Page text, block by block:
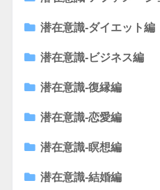
潜在意識-ダイエット編
潜在意識-ビジネス編
潜在意識-復縁編
潜在意識-恋愛編
潜在意識-瞑想編
潜在意識-結婚編